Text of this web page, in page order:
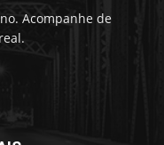
Acompanhe de